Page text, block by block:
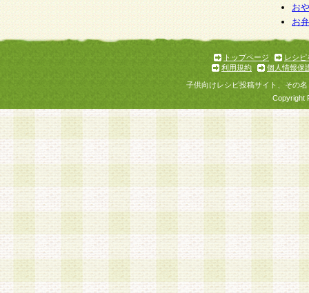
お
お
トップページ
レシピ
利用規約
個人情報保
子供向けレシピ投稿サイト、その
Copyright